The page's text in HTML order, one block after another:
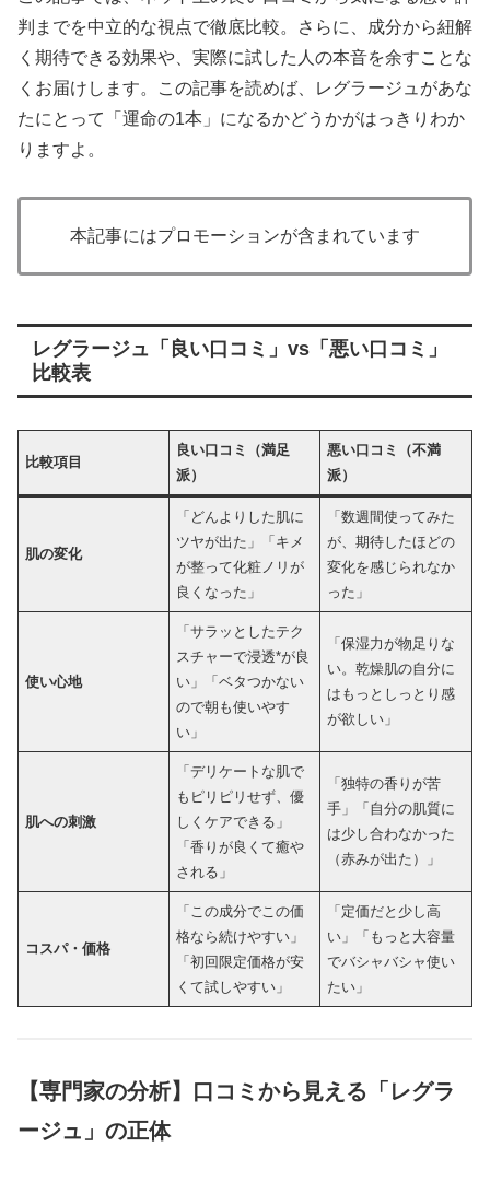
判までを中立的な視点で徹底比較。さらに、成分から紐解
く期待できる効果や、実際に試した人の本音を余すことな
くお届けします。この記事を読めば、レグラージュがあな
たにとって「運命の1本」になるかどうかがはっきりわか
りますよ。
本記事にはプロモーションが含まれています
レグラージュ「良い口コミ」vs「悪い口コミ」
比較表
比較項目
良い口コミ（満足
派）
悪い口コミ（不満
派）
肌の変化
「どんよりした肌に
ツヤが出た」「キメ
が整って化粧ノリが
良くなった」
「数週間使ってみた
が、期待したほどの
変化を感じられなか
った」
使い心地
「サラッとしたテク
スチャーで浸透*が良
い」「ベタつかない
ので朝も使いやす
い」
「保湿力が物足りな
い。乾燥肌の自分に
はもっとしっとり感
が欲しい」
肌への刺激
「デリケートな肌で
もピリピリせず、優
しくケアできる」
「香りが良くて癒や
される」
「独特の香りが苦
手」「自分の肌質に
は少し合わなかった
（赤みが出た）」
コスパ・価格
「この成分でこの価
格なら続けやすい」
「初回限定価格が安
くて試しやすい」
「定価だと少し高
い」「もっと大容量
でバシャバシャ使い
たい」
【専門家の分析】口コミから見える「レグラ
ージュ」の正体